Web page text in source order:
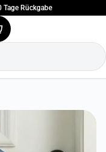
Tage Rückgabe